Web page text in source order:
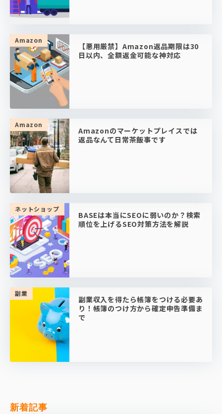
Amazon
【悪用厳禁】Amazon返品期限は30
日以内、全額返金可能な神対応
Amazon
Amazonのマーケットプレイスでは
返品なんて日常茶飯事です
ネットショップ
BASEは本当にSEOに弱いのか？検索
順位を上げるSEO対策方法を解説
副業
副業収入を得たら帳簿をつける必要あ
り！帳簿のつけ方から確定申告準備ま
で
新着記事